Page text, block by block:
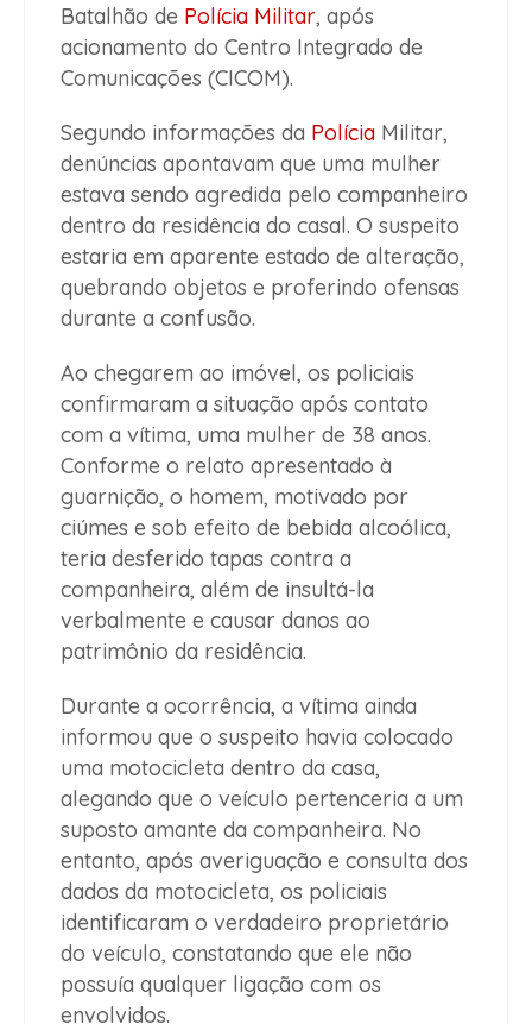
Batalhão de Polícia Militar, após
acionamento do Centro Integrado de
Comunicações (CICOM).
Segundo informações da Polícia Militar,
denúncias apontavam que uma mulher
estava sendo agredida pelo companheiro
dentro da residência do casal. O suspeito
estaria em aparente estado de alteração,
quebrando objetos e proferindo ofensas
durante a confusão.
Ao chegarem ao imóvel, os policiais
confirmaram a situação após contato
com a vítima, uma mulher de 38 anos.
Conforme o relato apresentado à
guarnição, o homem, motivado por
ciúmes e sob efeito de bebida alcoólica,
teria desferido tapas contra a
companheira, além de insultá-la
verbalmente e causar danos ao
patrimônio da residência.
Durante a ocorrência, a vítima ainda
informou que o suspeito havia colocado
uma motocicleta dentro da casa,
alegando que o veículo pertenceria a um
suposto amante da companheira. No
entanto, após averiguação e consulta dos
dados da motocicleta, os policiais
identificaram o verdadeiro proprietário
do veículo, constatando que ele não
possuía qualquer ligação com os
envolvidos.